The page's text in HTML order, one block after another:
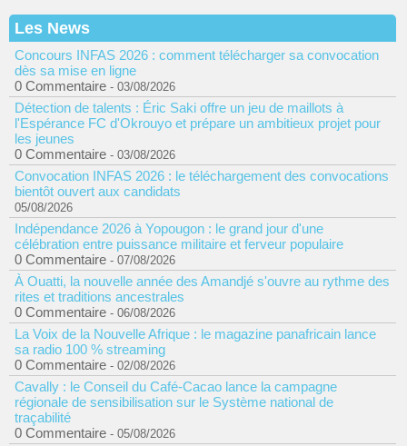
Les News
Concours INFAS 2026 : comment télécharger sa convocation
dès sa mise en ligne
0 Commentaire - 03/08/2026
Détection de talents : Éric Saki offre un jeu de maillots à
l'Espérance FC d'Okrouyo et prépare un ambitieux projet pour
les jeunes
0 Commentaire - 03/08/2026
Convocation INFAS 2026 : le téléchargement des convocations
bientôt ouvert aux candidats
05/08/2026
Indépendance 2026 à Yopougon : le grand jour d'une
célébration entre puissance militaire et ferveur populaire
0 Commentaire - 07/08/2026
À Ouatti, la nouvelle année des Amandjé s'ouvre au rythme des
rites et traditions ancestrales
0 Commentaire - 06/08/2026
La Voix de la Nouvelle Afrique : le magazine panafricain lance
sa radio 100 % streaming
0 Commentaire - 02/08/2026
Cavally : le Conseil du Café-Cacao lance la campagne
régionale de sensibilisation sur le Système national de
traçabilité
0 Commentaire - 05/08/2026